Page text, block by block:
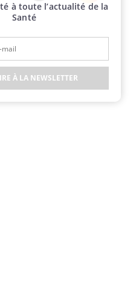
Twitter Instagram
à toute l’actualité de la
Santé
À LA NEWSLETTER